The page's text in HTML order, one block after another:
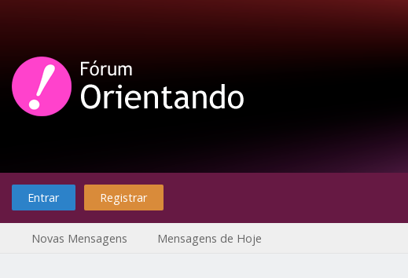
Entrar Registrar
Novas Mensagens Mensagens de Hoje